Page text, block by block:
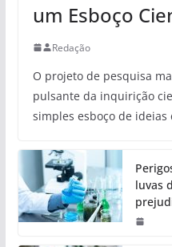
um Esboço
Redação
O projeto de pesquisa
pulsante da inquirição
simples esboço de ideias
luvas